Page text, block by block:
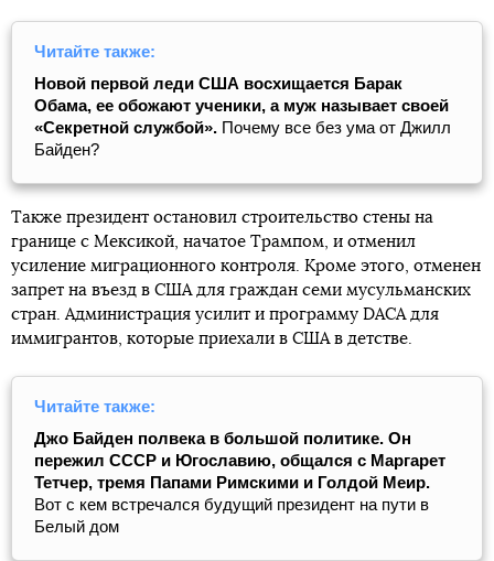
Читайте также:
Новой первой леди США восхищается Барак
Обама, ее обожают ученики, а муж называет своей
«Секретной службой». Почему все без ума от Джилл
Байден?
Также президент остановил строительство стены на
границе с Мексикой, начатое Трампом, и отменил
усиление миграционного контроля. Кроме этого, отменен
запрет на въезд в США для граждан семи мусульманских
стран. Администрация усилит и программу DACA для
иммигрантов, которые приехали в США в детстве.
Читайте также:
Джо Байден полвека в большой политике. Он
пережил СССР и Югославию, общался с Маргарет
Тетчер, тремя Папами Римскими и Голдой Меир.
Вот с кем встречался будущий президент на пути в
Белый дом